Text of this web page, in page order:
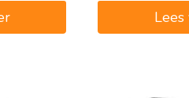
€472,00.